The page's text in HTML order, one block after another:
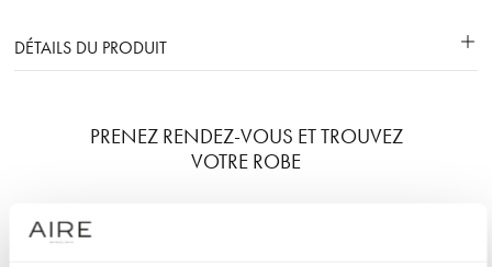
DÉTAILS DU PRODUIT
PRENEZ RENDEZ-VOUS ET TROUVEZ
VOTRE ROBE